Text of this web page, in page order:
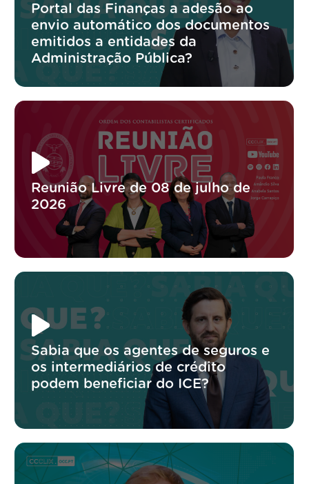
Portal das Finanças a adesão ao
envio automático dos documentos
emitidos a entidades da
Administração Pública?
Reunião Livre de 08 de julho de
2026
Sabia que os agentes de seguros e
os intermediários de crédito
podem beneficiar do ICE?